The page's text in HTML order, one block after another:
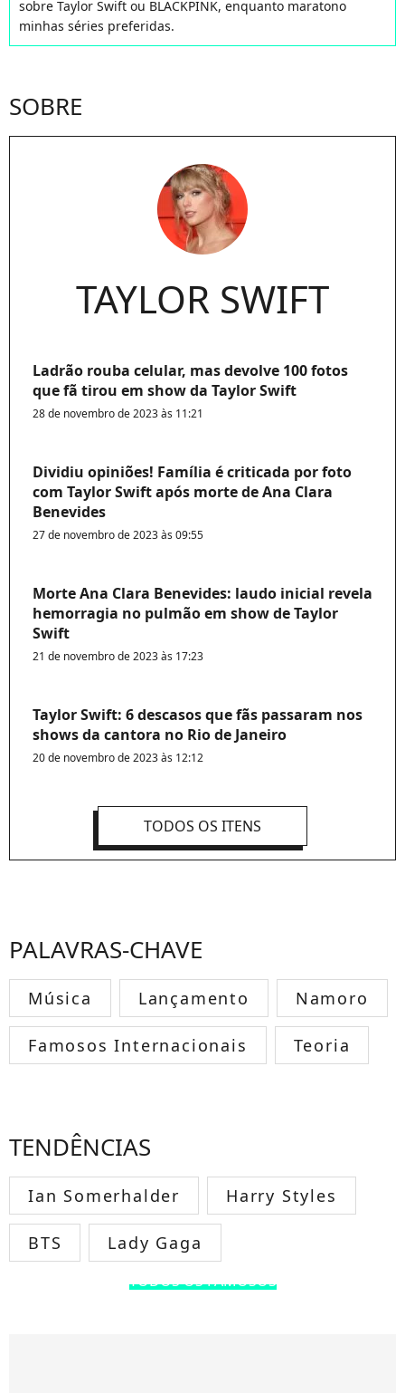
sobre Taylor Swift ou BLACKPINK, enquanto maratono
minhas séries preferidas.
SOBRE
TAYLOR SWIFT
Ladrão rouba celular, mas devolve 100 fotos
que fã tirou em show da Taylor Swift
28 de novembro de 2023 às 11:21
Dividiu opiniões! Família é criticada por foto
com Taylor Swift após morte de Ana Clara
Benevides
27 de novembro de 2023 às 09:55
Morte Ana Clara Benevides: laudo inicial revela
hemorragia no pulmão em show de Taylor
Swift
21 de novembro de 2023 às 17:23
Taylor Swift: 6 descasos que fãs passaram nos
shows da cantora no Rio de Janeiro
20 de novembro de 2023 às 12:12
TODOS OS ITENS
PALAVRAS-CHAVE
Música Lançamento Namoro
Famosos Internacionais Teoria
TENDÊNCIAS
Ian Somerhalder Harry Styles
BTS Lady Gaga
TODOS OS FAMOSOS